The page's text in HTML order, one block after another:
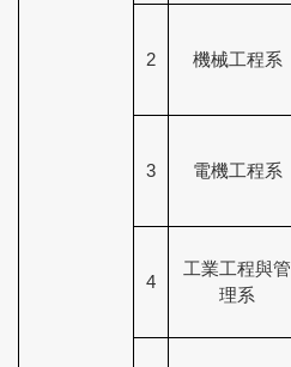
2 機械工程系
3 電機工程系
4
工業工程與管
理系